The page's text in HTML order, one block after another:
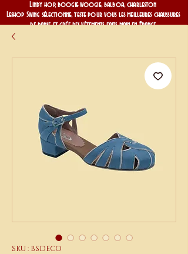
Lindy hop, boogie woogie, balboa, charleston
Leshop Swing sélectionne, teste pour vous les meilleures chaussures
de danse et crée des vêtements faits main en France
SKU : BSDECO